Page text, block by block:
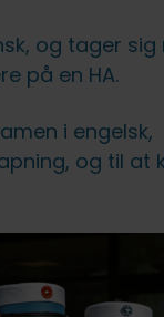
og tager sig
på en HA.
i
og til at